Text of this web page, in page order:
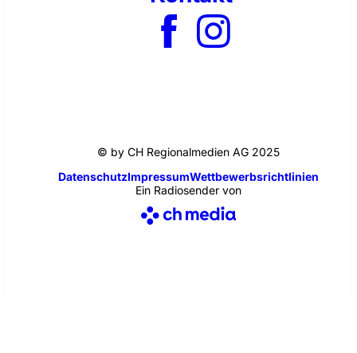
© by CH Regionalmedien AG 2025
DatenschutzImpressumWettbewerbsrichtlinien
Ein Radiosender von